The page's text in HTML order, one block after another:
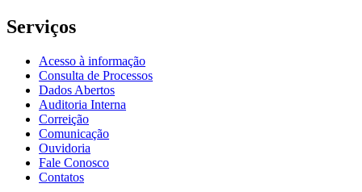
Serviços
Acesso à informação
Consulta de Processos
Dados Abertos
Auditoria Interna
Correição
Comunicação
Ouvidoria
Fale Conosco
Contatos